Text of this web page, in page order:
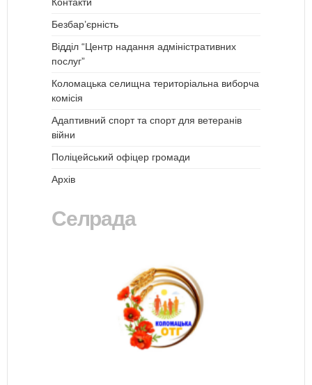
Безбар’єрність
Відділ “Центр надання адміністративних
послуг”
Коломацька селищна територіальна виборча
комісія
Адаптивний спорт та спорт для ветеранів
війни
Поліцейський офіцер громади
Архів
Селрада